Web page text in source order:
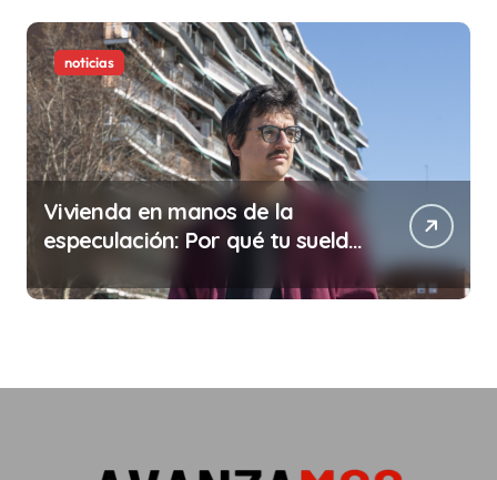
noticias
Vivienda en manos de la
especulación: Por qué tu sueldo